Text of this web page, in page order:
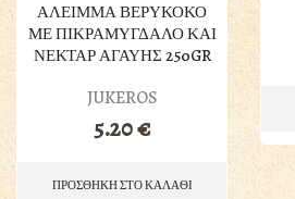
ΑΛΕΙΜΜΑ ΒΕΡΥΚΟΚΟ
ΜΕ ΠΙΚΡΑΜΥΓΔΑΛΟ ΚΑΙ
ΝΕΚΤΑΡ ΑΓΑΥΗΣ 250GR
JUKEROS
5.20€
ΠΡΟΣΘΗΚΗ ΣΤΟ ΚΑΛΑΘΙ